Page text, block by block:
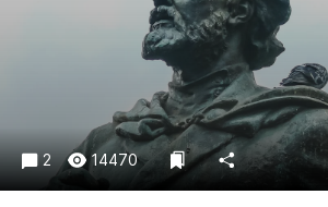
Общество
Происшествия
Спорт
Экономика и бизнес
2 14470